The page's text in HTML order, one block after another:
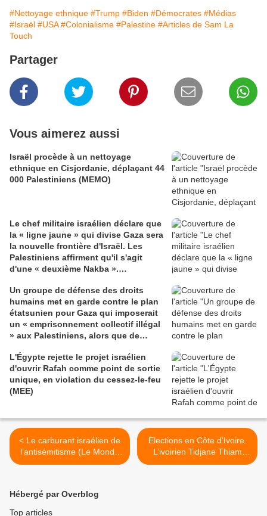
#Nettoyage ethnique #Trump #Biden #Démocrates #Médias
#Israël #USA #Colonialisme #Palestine #Articles de Sam La
Touch
Partager
Vous aimerez aussi
Israël procède à un nettoyage
ethnique en Cisjordanie, déplaçant 44
000 Palestiniens (MEMO)
Le chef militaire israélien déclare que
la « ligne jaune » qui divise Gaza sera
la nouvelle frontière d'Israël. Les
Palestiniens affirment qu'il s'agit
d'une « deuxième Nakba ».
Un groupe de défense des droits
humains met en garde contre le plan
étatsunien pour Gaza qui imposerait
un « emprisonnement collectif illégal
» aux Palestiniens, alors que de
(Common Dreams)
L'Égypte rejette le projet israélien
d'ouvrir Rafah comme point de sortie
unique, en violation du cessez-le-feu
(MEE)
< Le carburant israélien de
l’antisémitisme (Le Monde
diplomatique)
Elections en Côte d'Ivoire.
L’ivoirien Tidjane Thiam
pourrait connaitre le sort du
Hébergé par Overblog
Top articles